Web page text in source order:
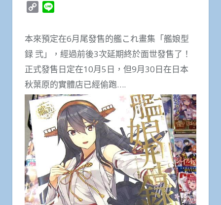
Copy
本來預定在6月尾發售的艦これ畫集「艦娘型
録 弐」，經過前後3次延期終於面世發售了！
正式發售日定在10月5日，但9月30日在日本
秋葉原的實體店已經偷跑….